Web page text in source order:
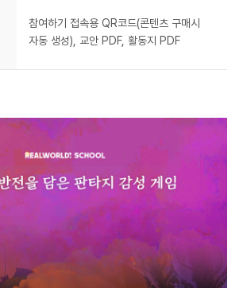
참여하기 접속용 QR코드(콘텐츠 구매시
자동 생성), 교안 PDF, 활동지 PDF